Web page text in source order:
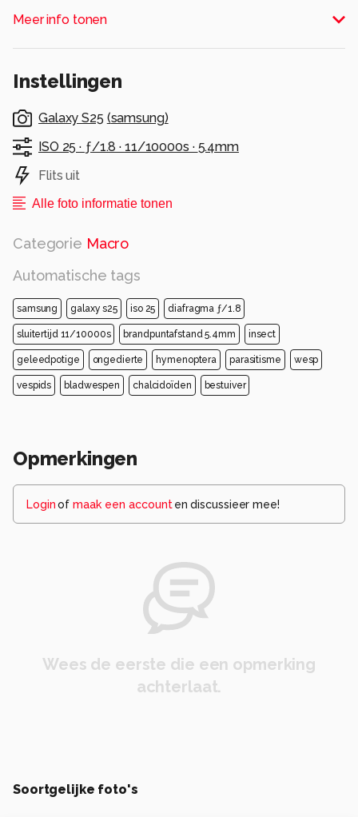
Alle rechten voorbehouden
Meer info tonen
Instellingen
Galaxy S25 (samsung)
ISO 25 · ƒ/1.8 · 11/10000s · 5.4mm
Flits uit
Alle foto informatie tonen
Categorie Macro
Automatische tags
samsung galaxy s25 iso 25 diafragma ƒ/1.8
sluitertijd 11/10000s brandpuntafstand 5.4mm insect
geleedpotige ongedierte hymenoptera parasitisme wesp
vespids bladwespen chalcidoïden bestuiver
Opmerkingen
Loginof maak een account en discussieer mee!
Wees de eerste die een opmerking
achterlaat.
Soortgelijke foto's